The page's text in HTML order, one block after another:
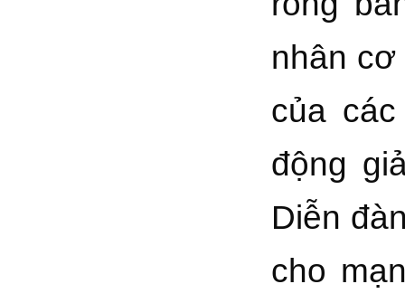
nhân cơ
của
động
Diễn
cho